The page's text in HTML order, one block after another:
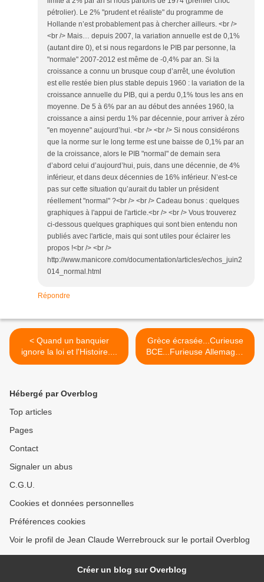
pétrolier). Le 2% "prudent et réaliste" du programme de
Hollande n’est probablement pas à chercher ailleurs. <br />
<br /> Mais… depuis 2007, la variation annuelle est de 0,1%
(autant dire 0), et si nous regardons le PIB par personne, la
"normale" 2007-2012 est même de -0,4% par an. Si la
croissance a connu un brusque coup d’arrêt, une évolution
est elle restée bien plus stable depuis 1960 : la variation de la
croissance annuelle du PIB, qui a perdu 0,1% tous les ans en
moyenne. De 5 à 6% par an au début des années 1960, la
croissance a ainsi perdu 1% par décennie, pour arriver à zéro
"en moyenne" aujourd’hui. <br /> <br /> Si nous considérons
que la norme sur le long terme est une baisse de 0,1% par an
de la croissance, alors le PIB "normal" de demain sera
d’abord celui d’aujourd’hui, puis, dans une décennie, de 4%
inférieur, et dans deux décennies de 16% inférieur. N’est-ce
pas sur cette situation qu’aurait du tabler un président
réellement "normal" ?<br /> <br /> Cadeau bonus : quelques
graphiques à l'appui de l'article.<br /> <br /> Vous trouverez
ci-dessous quelques graphiques qui sont bien entendu non
publiés avec l'article, mais qui sont utiles pour éclairer les
propos !<br /> <br />
http://www.manicore.com/documentation/articles/echos_juin2
014_normal.html
Répondre
< Quand un banquier
ignore la loi et l'Histoire....
Grèce écrasée...Curieuse
BCE...Furieuse Allemagne
>
Hébergé par Overblog
Top articles
Pages
Contact
Signaler un abus
C.G.U.
Cookies et données personnelles
Préférences cookies
Voir le profil de Jean Claude Werrebrouck sur le portail Overblog
Créer un blog sur Overblog